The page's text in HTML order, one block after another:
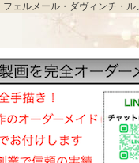
ェルメール・ダヴィンチ・